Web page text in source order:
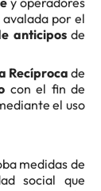
por el
anticiposde
Recíproca de
con el fin de
el uso
medidas de
social que